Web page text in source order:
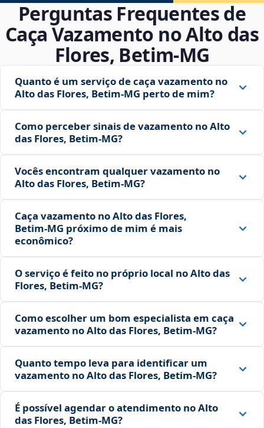
Perguntas Frequentes de
Caça Vazamento no Alto das
Flores, Betim‑MG
Quanto é um serviço de caça vazamento no
Alto das Flores, Betim‑MG perto de mim?
Como perceber sinais de vazamento no Alto
das Flores, Betim‑MG?
Vocês encontram qualquer vazamento no
Alto das Flores, Betim‑MG?
Caça vazamento no Alto das Flores,
Betim‑MG próximo de mim é mais
econômico?
O serviço é feito no próprio local no Alto das
Flores, Betim‑MG?
Como escolher um bom especialista em caça
vazamento no Alto das Flores, Betim‑MG?
Quanto tempo leva para identificar um
vazamento no Alto das Flores, Betim‑MG?
É possível agendar o atendimento no Alto
das Flores, Betim‑MG?